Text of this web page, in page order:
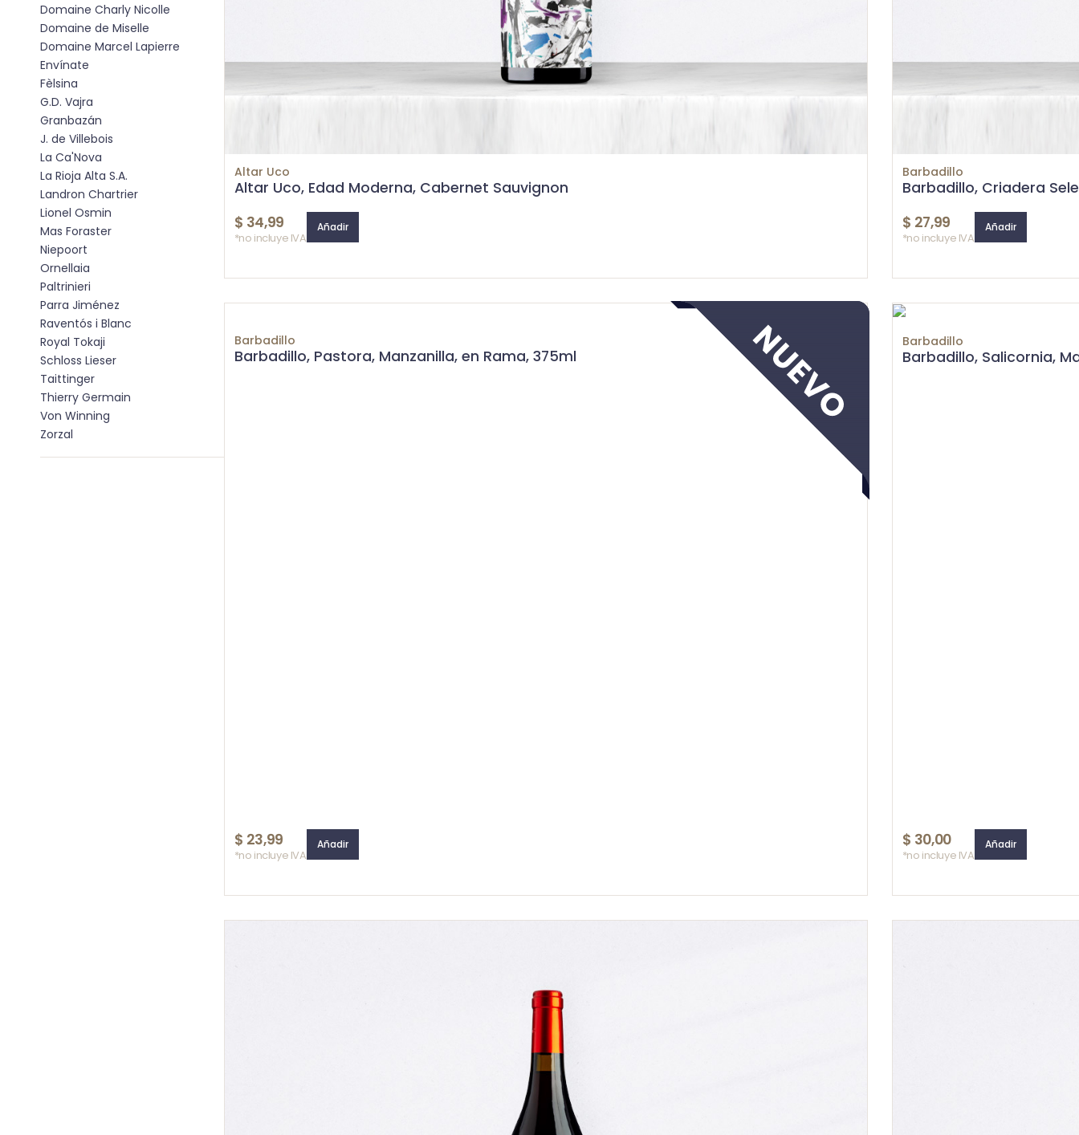
Domaine Charly Nicolle
Domaine de Miselle
Domaine Marcel Lapierre
Envínate
Fèlsina
G.D. Vajra
Granbazán
J. de Villebois
La Ca'Nova
La Rioja Alta S.A.
Landron Chartrier
Lionel Osmin
Mas Foraster
Niepoort
Ornellaia
Paltrinieri
Parra Jiménez
Raventós i Blanc
Royal Tokaji
Schloss Lieser
Taittinger
Thierry Germain
Von Winning
Zorzal
Altar Uco
Altar Uco, Edad Moderna, Cabernet Sauvignon
$ 34,99
*no incluye IVA
Añadir
Barbadillo
Barbadillo, Criadera
$ 27,99
*no incluye IVA
Añadir
Barbadillo
Barbadillo, Pastora, Manzanilla, en Rama, 375ml
$ 23,99
*no incluye IVA
Añadir
Barbadillo
Barbadillo, Salicornia,
$ 30,00
*no incluye IVA
Añadir